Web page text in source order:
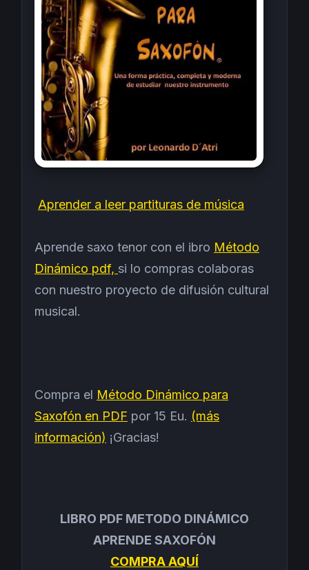
Aprender a leer partituras de música
Aprende saxo tenor con el ibro Método
Dinámico pdf, si lo compras colaboras
con nuestro proyecto de difusión cultural
musical.
Compra el Método Dinámico para
Saxofón en PDF por 15 Eu. (más
información) ¡Gracias!
LIBRO PDF METODO DINÁMICO
APRENDE SAXOFÓN
COMPRA AQUÍ